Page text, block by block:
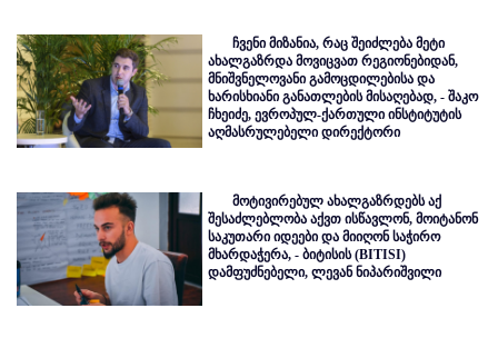
ჩვენი მიზანია, რაც შეიძლება მეტი
ახალგაზრდა მოვიცვათ რეგიონებიდან,
მნიშვნელოვანი გამოცდილებისა და
ხარისხიანი განათლების მისაღებად, - შაკო
ჩხეიძე, ევროპულ-ქართული ინსტიტუტის
აღმასრულებელი დირექტორი
მოტივირებულ ახალგაზრდებს აქ
შესაძლებლობა აქვთ ისწავლონ, მოიტანონ
საკუთარი იდეები და მიიღონ საჭირო
მხარდაჭერა, - ბიტისის (BITISI)
დამფუძნებელი, ლევან ნიპარიშვილი